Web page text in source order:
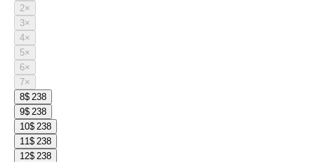
2×
3×
4×
5×
6×
7×
8$ 238
9$ 238
10$ 238
11$ 238
12$ 238